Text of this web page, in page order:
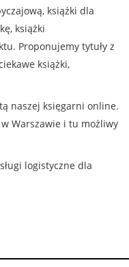
książki dla
książki
Proponujemy tytuły z
książki,
naszej księgarni online.
Warszawie i tu możliwy
logistyczne dla